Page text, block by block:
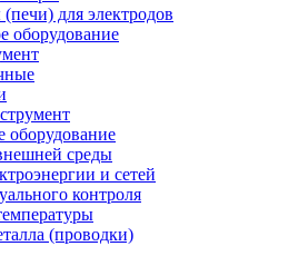
для электродов
оборудование
оборудование
среды
и сетей
контроля
(проводки)